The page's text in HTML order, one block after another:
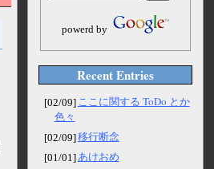
powerd by
Recent Entries
[02/09] ここに関する ToDo とか
色々
[02/09]移行断念
[01/01]あけおめ